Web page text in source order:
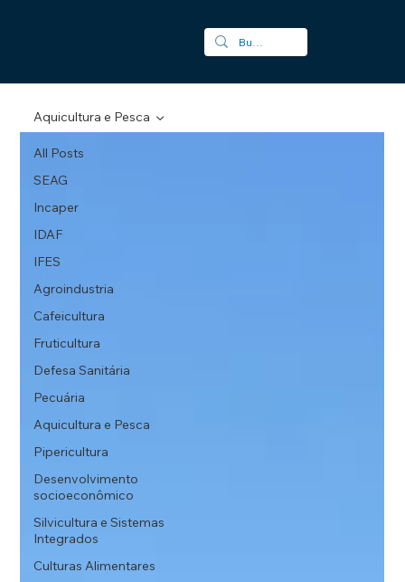
All Posts
SEAG
Incaper
IDAF
IFES
Agroindustria
Cafeicultura
Fruticultura
Defesa Sanitária
Pecuária
Aquicultura e Pesca
Pipericultura
Desenvolvimento
socioeconômico
Silvicultura e Sistemas
Integrados
Culturas Alimentares
Aquicultura e Pesca